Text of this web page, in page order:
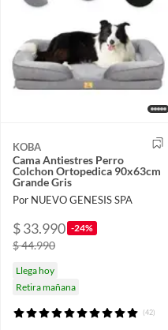
KOBA
Cama Antiestres Perro
Colchon Ortopedica 90x63cm
Grande Gris
Por NUEVO GENESIS SPA
$ 33.990 -24%
$ 44.990
Llega hoy
Retira mañana
(42)